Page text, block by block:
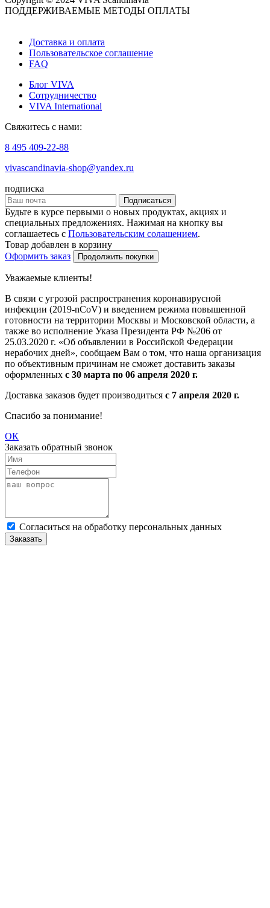
ПОДДЕРЖИВАЕМЫЕ МЕТОДЫ ОПЛАТЫ
Доставка и оплата
Пользовательское соглашение
FAQ
Блог VIVA
Сотрудничество
VIVA International
Свяжитесь с нами:
8 495 409-22-88
vivascandinavia-shop@yandex.ru
подписка
Подписаться
Будьте в курсе первыми о новых продуктах, акциях и
специальных предложениях. Нажимая на кнопку вы
соглашаетесь с Пользовательским солашением.
Товар добавлен в корзину
Оформить заказ
Продолжить покупки
Уважаемые клиенты!
В связи с угрозой распространения коронавирусной
инфекции (2019-nCoV) и введением режима повышенной
готовности на территории Москвы и Московской области, а
также во исполнение Указа Президента РФ №206 от
25.03.2020 г. «Об объявлении в Российской Федерации
нерабочих дней», сообщаем Вам о том, что наша организация
по объективным причинам не сможет доставить заказы
оформленных с 30 марта по 06 апреля 2020 г.
Доставка заказов будет производиться с 7 апреля 2020 г.
Спасибо за понимание!
ОК
Заказать обратный звонок
Cогласиться на обработку персональных данных
Заказать